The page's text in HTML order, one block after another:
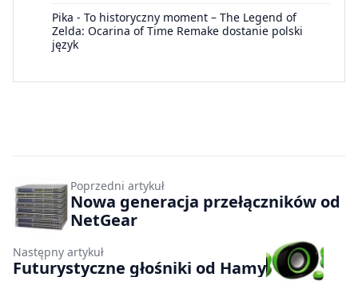
Pika - To historyczny moment – The Legend of
Zelda: Ocarina of Time Remake dostanie polski
język
Poprzedni artykuł
Nowa generacja przełączników od
NetGear
Następny artykuł
Futurystyczne głośniki od Hamy